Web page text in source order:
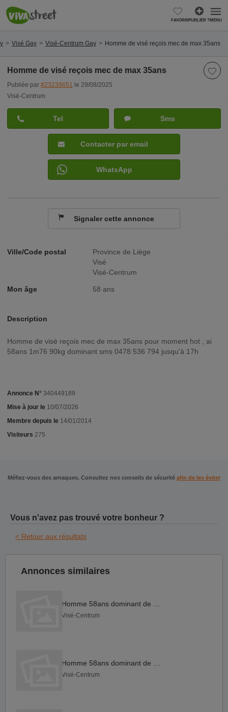
FAVORISPUBLIER ?MENU
Visé Gay Visé-Centrum Gay Homme de visé reçois mec de max 35ans
Homme de visé reçois mec de max 35ans
Publiée par #23239651 le 29/08/2025
Visé-Centrum
Ville/Code postal
Province de Liège
Visé
Visé-Centrum
Mon âge 58 ans
Description
Homme de visé reçois mec de max 35ans pour moment hot , ai
58ans 1m76 90kg dominant sms 0478 536 794 jusqu'à 17h
Annonce N° 340449189
Mise à jour le 10/07/2026
Membre depuis le 14/01/2014
Visiteurs 275
Méfiez-vous des arnaques. Consultez nos conseils de sécurité afin de les éviter
Tel Sms
Contacter par email
WhatsApp
Signaler cette annonce
Vous n'avez pas trouvé votre bonheur ?
< Retour aux résultats
Annonces similaires
Visé-Centrum
Visé-Centrum